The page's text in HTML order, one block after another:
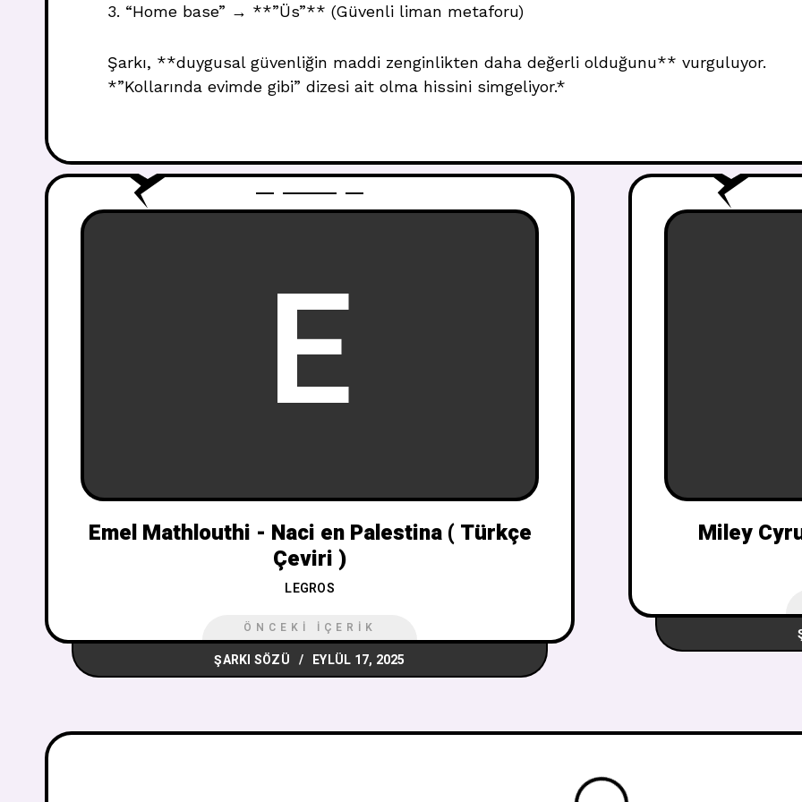
3. “Home base” → **”Üs”** (Güvenli liman metaforu)
Şarkı, **duygusal güvenliğin maddi zenginlikten daha değerli olduğunu** vurguluyor.
*”Kollarında evimde gibi” dizesi ait olma hissini simgeliyor.*
E
Emel Mathlouthi - Naci en Palestina ( Türkçe
Çeviri )
LEGROS
ÖNCEKI İÇERIK
ŞARKI SÖZÜ EYLÜL 17, 2025
Miley